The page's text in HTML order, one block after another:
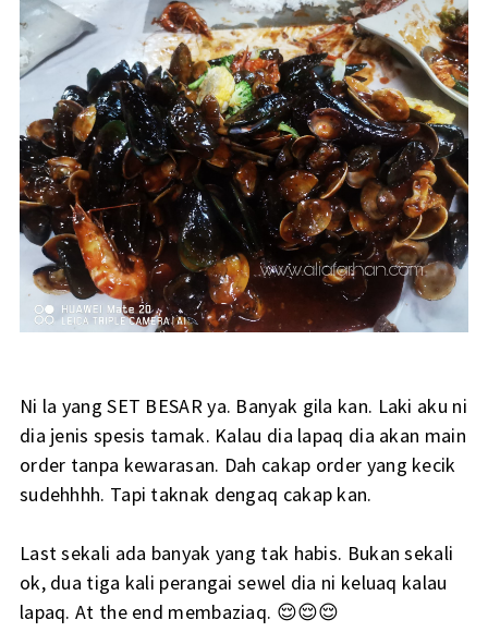
Ni la yang SET BESAR ya. Banyak gila kan. Laki aku ni
dia jenis spesis tamak. Kalau dia lapaq dia akan main
order tanpa kewarasan. Dah cakap order yang kecik
sudehhhh. Tapi taknak dengaq cakap kan.
Last sekali ada banyak yang tak habis. Bukan sekali
ok, dua tiga kali perangai sewel dia ni keluaq kalau
lapaq. At the end membaziaq. 😌😌😌